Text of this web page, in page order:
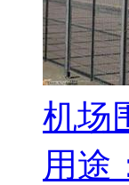
机场
用途